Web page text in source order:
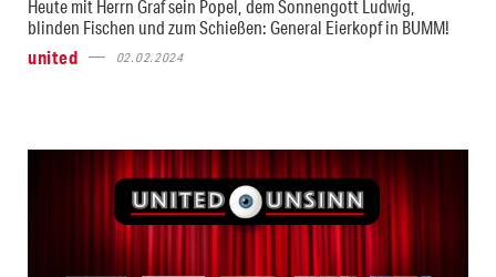
Heute mit Herrn Graf sein Popel, dem Sonnengott Ludwig,
blinden Fischen und zum Schießen: General Eierkopf in BUMM!
united
02.02.2024